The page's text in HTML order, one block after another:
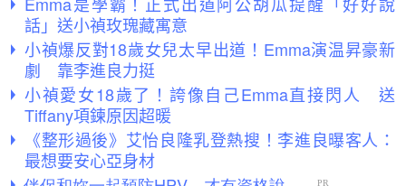
話」送小禎玫瑰藏寓意
小禎爆反對18歲女兒太早出道！Emma演温昇豪新
劇 靠李進良力挺
小禎愛女18歲了！誇像自己Emma直接閃人 送
Tiffany項鍊原因超暖
《整形過後》艾怡良隆乳登熱搜！李進良曝客人：
最想要安心亞身材